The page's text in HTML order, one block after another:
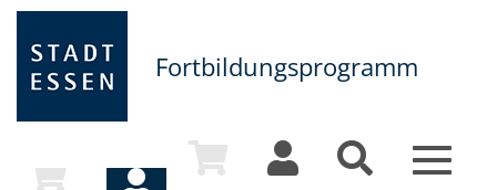
Fortbildungsprogramm
Toggle